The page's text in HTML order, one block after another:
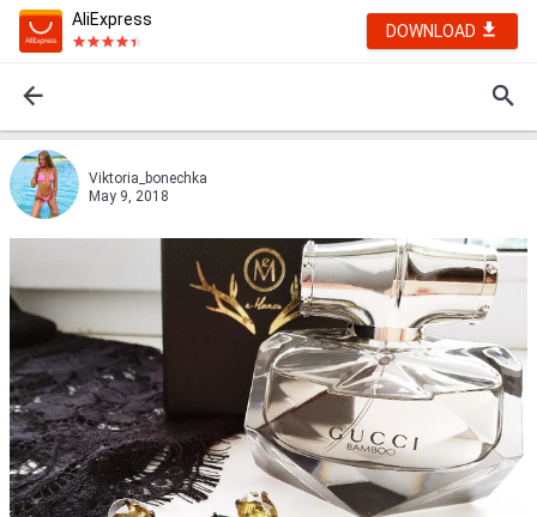
AliExpress
DOWNLOAD
Viktoria_bonechka
May 9, 2018